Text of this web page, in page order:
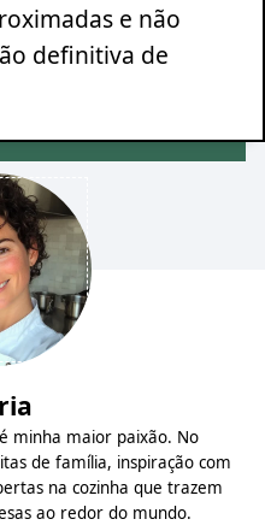
e não
definitiva de
minha maior paixão. No
de família, inspiração com
na cozinha que trazem
ao redor do mundo.